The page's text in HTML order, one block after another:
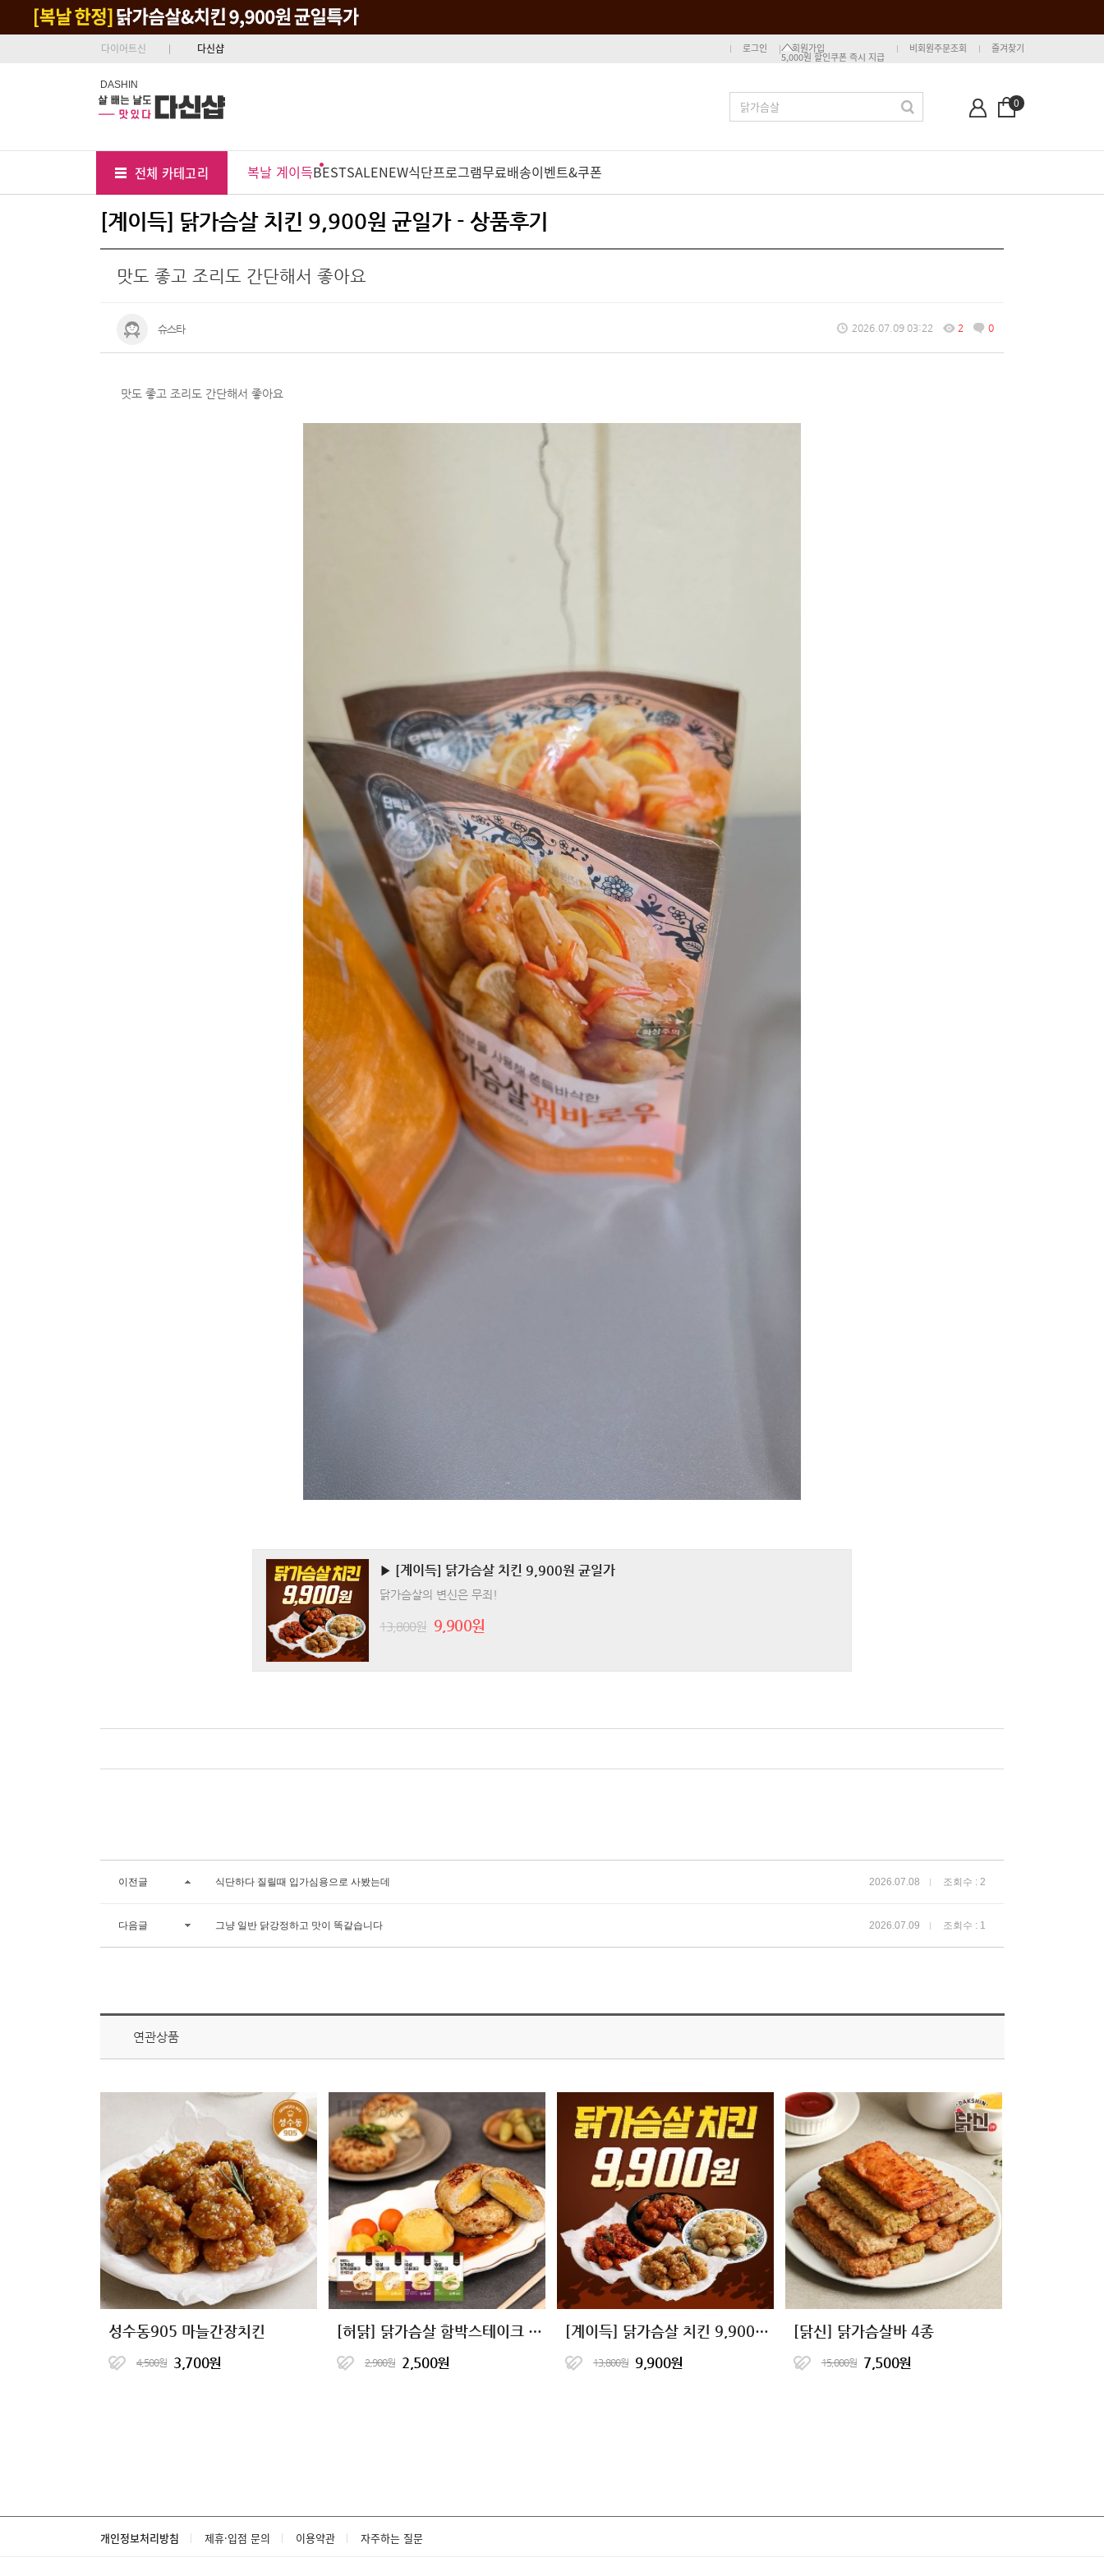
다이어트신 다신샵 로그인 회원가입
5,000원 할인쿠폰 즉시 지급
비회원주문조회 즐겨찾기
DASHIN
0
전체 카테고리 복날 계이득BESTSALENEW식단프로그램무료배송이벤트&쿠폰
[계이득] 닭가슴살 치킨 9,900원 균일가 - 상품후기
맛도 좋고 조리도 간단해서 좋아요
슈스타 2026.07.09 03:22 2 0
맛도 좋고 조리도 간단해서 좋아요
▶ [계이득] 닭가슴살 치킨 9,900원 균일가
닭가슴살의 변신은 무죄!
13,800원 9,900원
이전글 식단하다 질릴때 입가심용으로 사봤는데 2026.07.08 조회수 : 2
다음글 그냥 일반 닭강정하고 맛이 똑같습니다 2026.07.09 조회수 : 1
연관상품
성수동905 마늘간장치킨
4,500원 3,700원
[허닭] 닭가슴살 함박스테이크 4종
2,900원 2,500원
[계이득] 닭가슴살 치킨 9,900원 균일가
13,800원 9,900원
[닭신] 닭가슴살바 4종
15,000원 7,500원
개인정보처리방침 제휴·입점 문의 이용약관 자주하는 질문